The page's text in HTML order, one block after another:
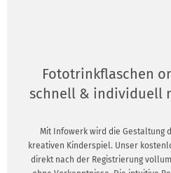
Fototrinkflaschen
schnell & individuell
Mit Infowerk wird die Gestaltung
kreativen Kinderspiel. Unser
direkt nach der Registrierung